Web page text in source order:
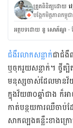
ត្រួតពិនិត្យដោយ
បង្អែកមិត្តភាពក
អត្ថបទ​ដោយ នូ សោភ័ណ្ឌ ·
ជំងឺ​រលាក​សន្លាក់ជា​ជំងឺ​
ឬ​ចុក​រួយ​សន្លាក់។ ថ្វី​ត្
មនុស្ស​ចាស់​ដែល​មាន​វ័
ក្នុង​វ័យ​៣០​ឆ្នាំ​ជាង​ ក៏​
កាត់បន្ថយ​ការ​ឈឺចាប់​​
សាកល្បង​គន្លឹះ​​ខាង​ក្រ